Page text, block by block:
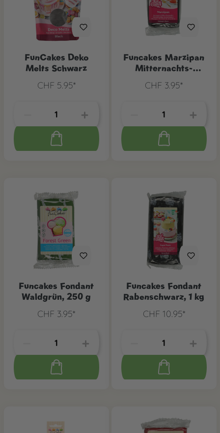
FunCakes Deko
Melts Schwarz
CHF 5.95*
Funcakes Marzipan
Mitternachts-
CHF 3.95*
Funcakes Fondant
Waldgrün, 250 g
CHF 3.95*
Funcakes Fondant
Rabenschwarz, 1 kg
CHF 10.95*